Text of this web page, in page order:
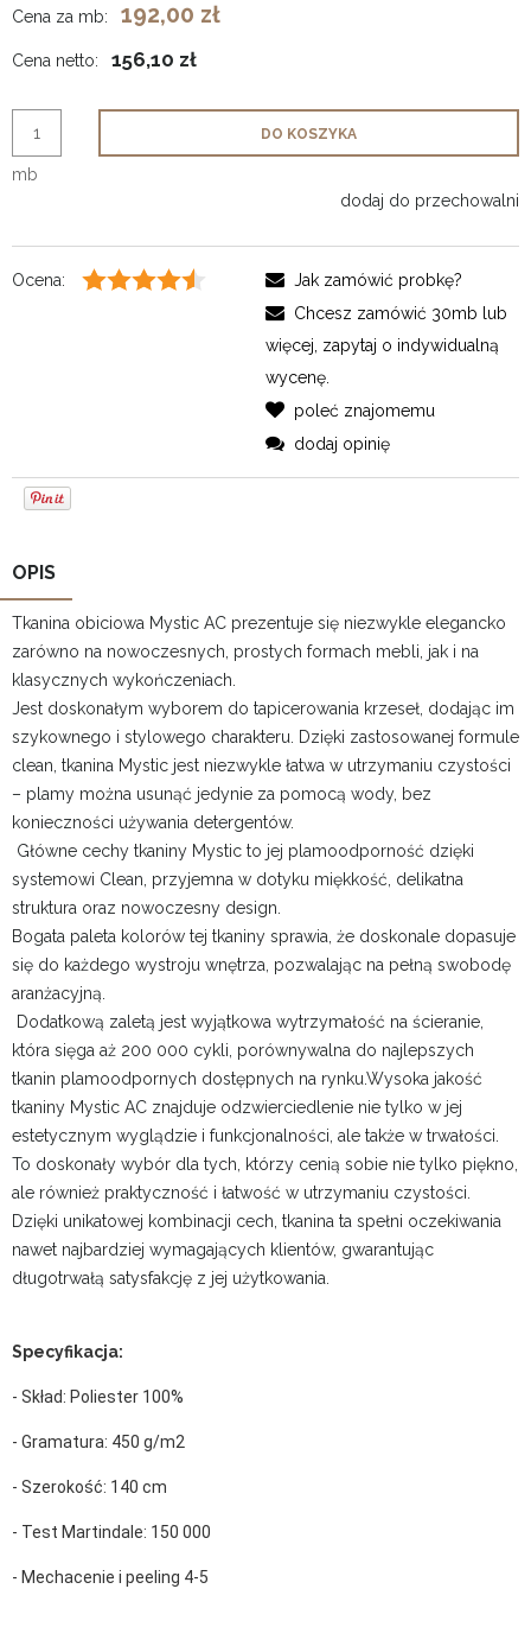
Cena za mb: 192,00 zł
Cena netto: 156,10 zł
mb
DO KOSZYKA
dodaj do przechowalni
Ocena:
Jak zamówić probkę?
Chcesz zamówić 30mb lub
więcej, zapytaj o indywidualną
wycenę.
poleć znajomemu
dodaj opinię
OPIS
Tkanina obiciowa Mystic AC prezentuje się niezwykle elegancko
zarówno na nowoczesnych, prostych formach mebli, jak i na
klasycznych wykończeniach.
Jest doskonałym wyborem do tapicerowania krzeseł, dodając im
szykownego i stylowego charakteru. Dzięki zastosowanej formule
clean, tkanina Mystic jest niezwykle łatwa w utrzymaniu czystości
– plamy można usunąć jedynie za pomocą wody, bez
konieczności używania detergentów.
Główne cechy tkaniny Mystic to jej plamoodporność dzięki
systemowi Clean, przyjemna w dotyku miękkość, delikatna
struktura oraz nowoczesny design.
Bogata paleta kolorów tej tkaniny sprawia, że doskonale dopasuje
się do każdego wystroju wnętrza, pozwalając na pełną swobodę
aranżacyjną.
Dodatkową zaletą jest wyjątkowa wytrzymałość na ścieranie,
która sięga aż 200 000 cykli, porównywalna do najlepszych
tkanin plamoodpornych dostępnych na rynku.Wysoka jakość
tkaniny Mystic AC znajduje odzwierciedlenie nie tylko w jej
estetycznym wyglądzie i funkcjonalności, ale także w trwałości.
To doskonały wybór dla tych, którzy cenią sobie nie tylko piękno,
ale również praktyczność i łatwość w utrzymaniu czystości.
Dzięki unikatowej kombinacji cech, tkanina ta spełni oczekiwania
nawet najbardziej wymagających klientów, gwarantując
długotrwałą satysfakcję z jej użytkowania.
Specyfikacja:
- Skład: Poliester 100%
- Gramatura: 450 g/m2
- Szerokość: 140 cm
- Test Martindale: 150 000
- Mechacenie i peeling 4-5